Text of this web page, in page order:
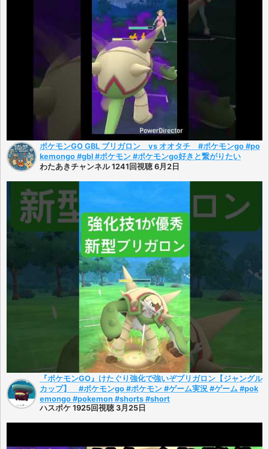
ポケモンGO GBL ブリガロン vs オオタチ #ポケモンgo #po
kemongo #gbl #ポケモン #ポケモンgo好きと繋がりたい
わたあきチャンネル 1241回視聴 6月2日
『ポケモンGO』けたぐり強化で強いぞブリガロン【ジャングル
カップ】 #ポケモンgo #ポケモン #ゲーム実況 #ゲーム #pok
emongo #pokemon #shorts #short
ハスポケ 1925回視聴 3月25日